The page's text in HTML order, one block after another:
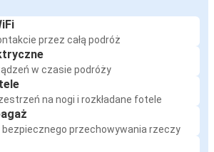
przez całą podróż
w czasie podróży
na nogi i rozkładane fotele
przechowywania rzeczy